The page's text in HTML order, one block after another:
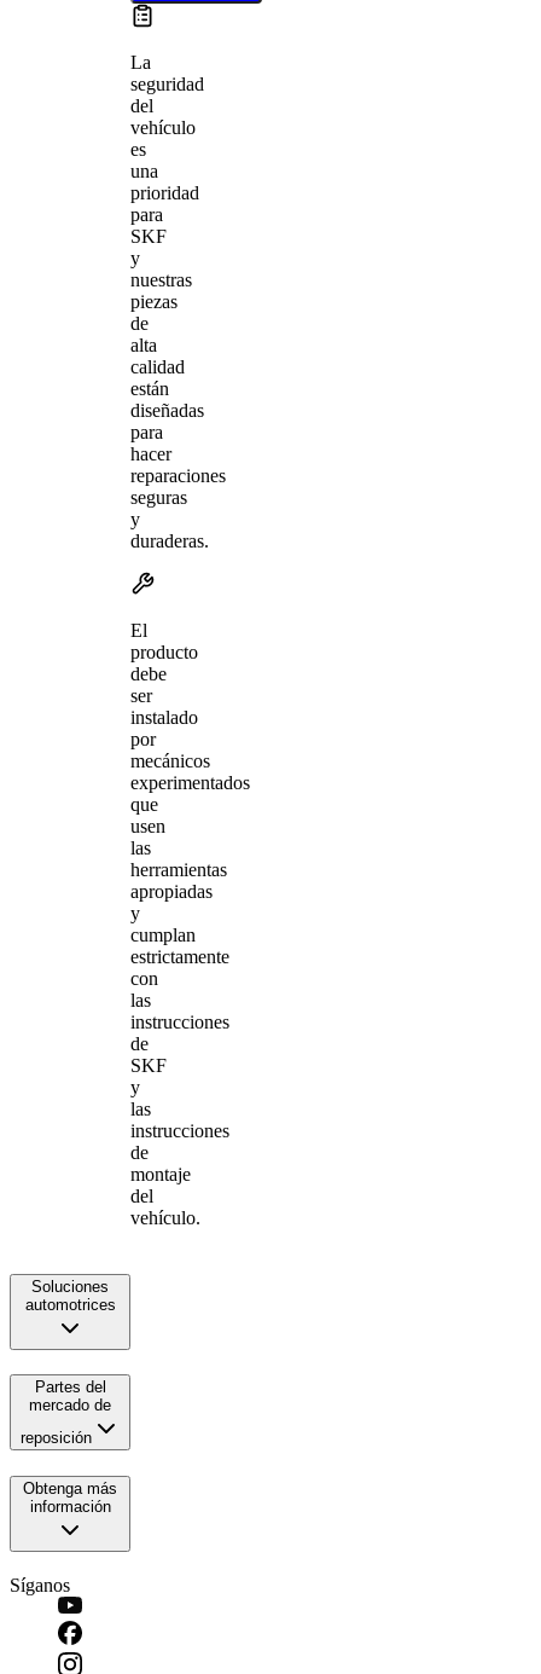
La
seguridad
del
vehículo
es
una
prioridad
para
SKF
y
nuestras
piezas
de
alta
calidad
están
diseñadas
para
hacer
reparaciones
seguras
y
duraderas.
El
producto
debe
ser
instalado
por
mecánicos
experimentados
que
usen
las
herramientas
apropiadas
y
cumplan
estrictamente
con
las
instrucciones
de
SKF
y
las
instrucciones
de
montaje
del
vehículo.
Soluciones
automotrices
Partes del
mercado de
reposición
Obtenga más
información
Síganos